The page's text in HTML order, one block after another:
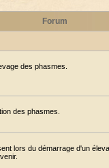
Forum
des phasmes.
des phasmes.
lors du démarrage d'un